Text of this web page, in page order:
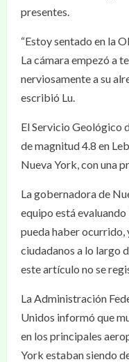
presentes.
“Estoy sentado en la
La cámara empezó a
nerviosamente a su
escribió Lu.
El Servicio Geológico
de magnitud 4.8 en
Nueva York, con una
La gobernadora de
equipo está
pueda haber ocurrido,
ciudadanos a lo largo
este artículo no se
La Administración
Unidos informó que
en los principales
York estaban siendo